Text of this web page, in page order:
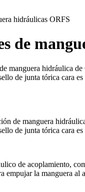
de
manguera hidráulica
de junta tórica cara
de manguera
de junta tórica cara
de acoplamiento,
empujar la manguera